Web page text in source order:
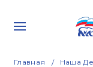
Главная Наша